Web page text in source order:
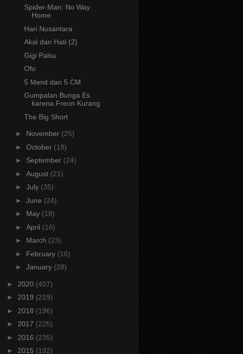
Spider-Man: No Way
Home
Hari Nusantara
Akal dan Hati (2)
Gigi Palsu
Ofo
5 Menit dan 5 CM
Gumpalan Bunga Es
karena Freon Kurang
The Big Short
► November (25)
► October (18)
► September (24)
► August (21)
► July (35)
► June (24)
► May (18)
► April (16)
► March (23)
► February (16)
► January (28)
► 2020 (407)
► 2019 (219)
► 2018 (196)
► 2017 (225)
► 2016 (235)
► 2015 (192)